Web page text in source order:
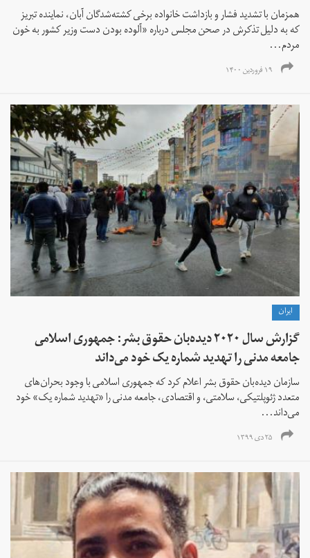
همزمان با تشدید فشار و بازداشت‌ خانواده برخی کشته‌شدگان آبان، نماینده تبریز
که به دلیل تذکرش در صحن مجلس درباره «آلوده بودن دست وزیر کشور به خون
مردم...
۱۹ فروردین ۱۴۰۰
ايران
گزارش سال ۲۰۲۰ دیده‌بان حقوق بشر: جمهوری اسلامی
جامعه مدنی را تهدید شماره یک خود می‌داند
سازمان دیده‌بان حقوق بشر اعلام کرد که جمهوری اسلامی با وجود بحران‌های
متعدد ژئوپلتیکی، سلامتی، و اقتصادی، جامعه مدنی را «تهدید شماره یک» خود
می‌داند...
۲۵ دی ۱۳۹۹